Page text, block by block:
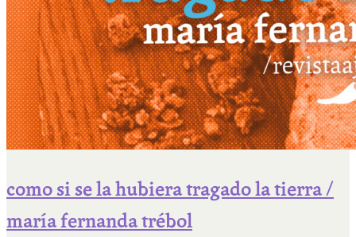
como si se la hubiera tragado la tierra /
maría fernanda trébol